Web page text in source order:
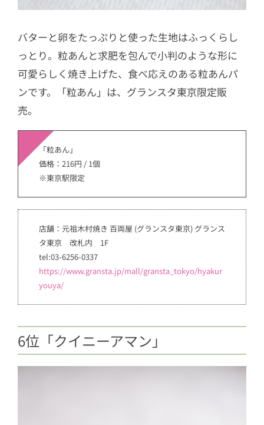
バターと卵をたっぷりと使った生地はふっくらし
っとり。粒あんと求肥を包んで小判のような形に
可愛らしく焼き上げた、食べ応えのある粒あんパ
ンです。「粒あん」は、グランスタ東京限定販
売。
「粒あん」
価格：216円 / 1個
※東京駅限定
店舗：元祖木村焼き 百両屋 (グランスタ東京) グランス
タ東京 改札内 1F
tel:03-6256-0337
https://www.gransta.jp/mall/gransta_tokyo/hyakur
youya/
6位「クイニーアマン」